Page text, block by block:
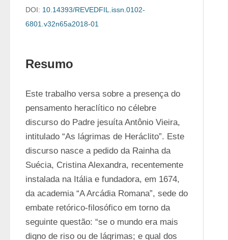
DOI: 10.14393/REVEDFIL.issn.0102-
6801.v32n65a2018-01
Resumo
Este trabalho versa sobre a presença do
pensamento heraclítico no célebre
discurso do Padre jesuíta Antônio Vieira,
intitulado “As lágrimas de Heráclito”. Este
discurso nasce a pedido da Rainha da
Suécia, Cristina Alexandra, recentemente
instalada na Itália e fundadora, em 1674,
da academia “A Arcádia Romana”, sede do
embate retórico-filosófico em torno da
seguinte questão: “se o mundo era mais
digno de riso ou de lágrimas; e qual dos